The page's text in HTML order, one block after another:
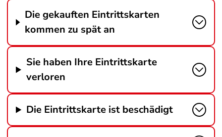
Die gekauften Eintrittskarten
kommen zu spät an
Sie haben Ihre Eintrittskarte
verloren
Die Eintrittskarte ist beschädigt